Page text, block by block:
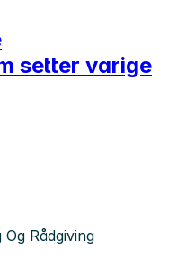
setter varige
Rådgiving